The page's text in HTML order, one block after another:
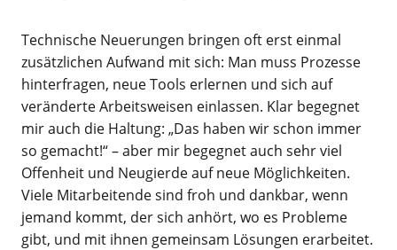
Technische Neuerungen bringen oft erst einmal
zusätzlichen Aufwand mit sich: Man muss Prozesse
hinterfragen, neue Tools erlernen und sich auf
veränderte Arbeitsweisen einlassen. Klar begegnet
mir auch die Haltung: „Das haben wir schon immer
so gemacht!“ – aber mir begegnet auch sehr viel
Offenheit und Neugierde auf neue Möglichkeiten.
Viele Mitarbeitende sind froh und dankbar, wenn
jemand kommt, der sich anhört, wo es Probleme
gibt, und mit ihnen gemeinsam Lösungen erarbeitet.